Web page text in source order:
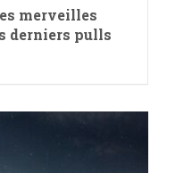
merveilles
derniers pulls